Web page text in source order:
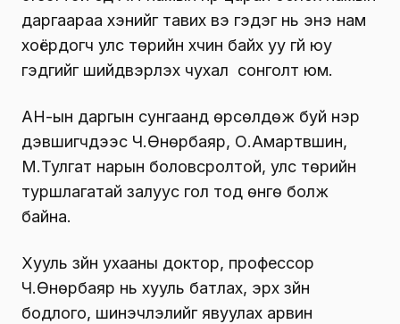
даргаараа хэнийг тавих вэ гэдэг нь энэ нам
хоёрдогч улс төрийн хүчин байх уу үгүй юу
гэдгийг шийдвэрлэх чухал сонголт юм.
АН-ын даргын сунгаанд өрсөлдөж буй нэр
дэвшигчдээс Ч.Өнөрбаяр, О.Амартүвшин,
М.Тулгат нарын боловсролтой, улс төрийн
туршлагатай залуус гол тод өнгө болж
байна.
Хууль зүйн ухааны доктор, профессор
Ч.Өнөрбаяр нь хууль батлах, эрх зүйн
бодлого, шинэчлэлийг явуулах арвин